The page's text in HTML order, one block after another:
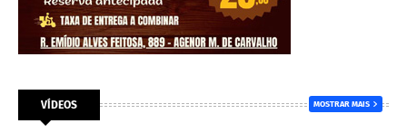
VÍDEOS MOSTRAR MAIS